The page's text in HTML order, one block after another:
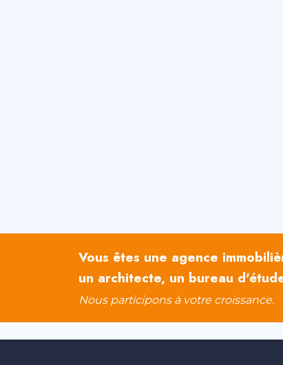
Vous êtes une agence
un architecte, un bureau
Nous participons à votre croissance.